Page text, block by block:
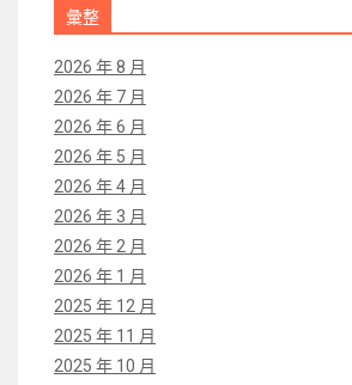
彙整
2026 年 8 月
2026 年 7 月
2026 年 6 月
2026 年 5 月
2026 年 4 月
2026 年 3 月
2026 年 2 月
2026 年 1 月
2025 年 12 月
2025 年 11 月
2025 年 10 月